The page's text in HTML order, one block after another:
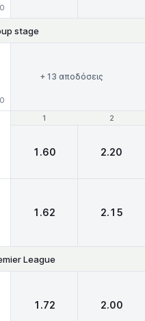
stage
+ 13 αποδόσεις
1 2
1 2
1.60 2.20
1.62 2.15
League
1.72 2.00